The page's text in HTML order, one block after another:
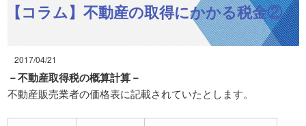
【コラム】不動産の取得にかかる税金②
2017/04/21
－不動産取得税の概算計算－
不動産販売業者の価格表に記載されていたとします。